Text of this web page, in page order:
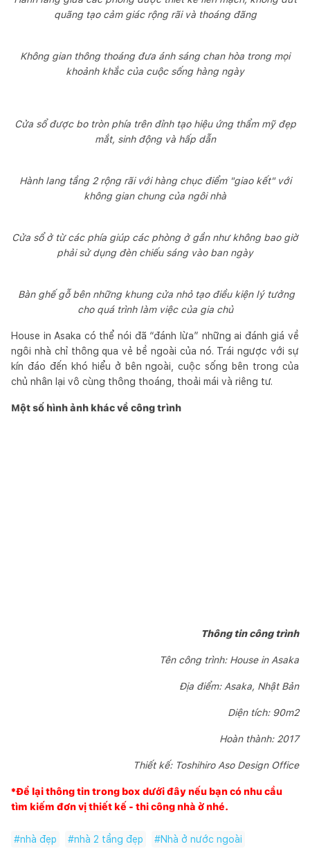
quãng tạo cảm giác rộng rãi và thoáng đãng
Không gian thông thoáng đưa ánh sáng chan hòa trong mọi
khoảnh khắc của cuộc sống hàng ngày
Cửa sổ được bo tròn phía trên đỉnh tạo hiệu ứng thẩm mỹ đẹp
mắt, sinh động và hấp dẫn
Hành lang tầng 2 rộng rãi với hàng chục điểm "giao kết" với
không gian chung của ngôi nhà
Cửa sổ ở từ các phía giúp các phòng ở gần như không bao giờ
phải sử dụng đèn chiếu sáng vào ban ngày
Bàn ghế gỗ bên những khung cửa nhỏ tạo điều kiện lý tưởng
cho quá trình làm việc của gia chủ
House in Asaka có thể nói đã “đánh lừa” những ai đánh giá về
ngôi nhà chỉ thông qua vẻ bề ngoài của nó. Trái ngược với sự
kín đáo đến khó hiểu ở bên ngoài, cuộc sống bên trong của
chủ nhân lại vô cùng thông thoáng, thoải mái và riêng tư.
Một số hình ảnh khác về công trình
Thông tin công trình
Tên công trình: House in Asaka
Địa điểm: Asaka, Nhật Bản
Diện tích: 90m2
Hoàn thành: 2017
Thiết kế: Toshihiro Aso Design Office
*Để lại thông tin trong box dưới đây nếu bạn có nhu cầu
tìm kiếm đơn vị thiết kế - thi công nhà ở nhé.
#nhà đẹp #nhà 2 tầng đẹp #Nhà ở nước ngoài